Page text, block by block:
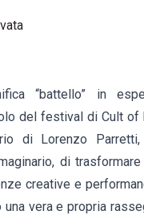
“battello” in
del festival di Cult of
di Lorenzo
di
creative e
vera e propria